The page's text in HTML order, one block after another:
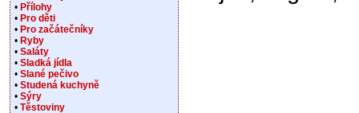
• Přílohy
• Pro děti
• Pro začátečníky
• Ryby
• Saláty
• Sladká jídla
• Slané pečivo
• Studená kuchyně
• Sýry
• Těstoviny